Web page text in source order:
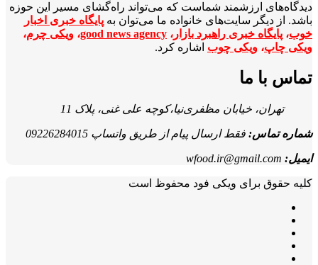
دیدگاه‌های ارزشمند شماست که می‌تواند راه‌گشای مسیر این حوزه
باشد. از دیگر سایت‌های خانواده ما می‌توان به پایگاه خبری اخبار
خوب، پایگاه خبری راهبرد بازار ، good news agency، ویکی چرم،
ویکی چاپ، ویکی چوب اشاره کرد.
تماس با ما
تهران، خیابان مظفری‌نیا،کوچه علی غنی، پلاک 11
شماره تماس: فقط ارسال پیام از طریق واتساپ 09226284015
ایمیل: wfood.ir@gmail.com
کلیه حقوق برای ویکی فود محفوظ است